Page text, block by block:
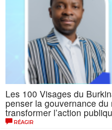
Les 100 Visages du
penser la gouvernance
transformer l’action
RÉAGIR